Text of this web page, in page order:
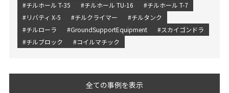
#チルホール T-35 #チルホール TU-16
#チルホール T-7
#リバティ X-5
#チルクライマー
#チルタンク
#チルローラ
#GroundSupportEquipment
#スカイゴンドラ
#チルブロック
#コイルマチック
全ての事例を表示